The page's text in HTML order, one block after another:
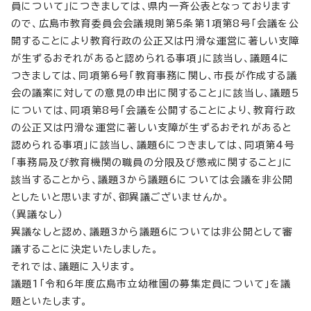
員について」につきましては、県内一斉公表となっております
ので、広島市教育委員会会議規則第5条第1項第8号「会議を公
開することにより教育行政の公正又は円滑な運営に著しい支障
が生ずるおそれがあると認められる事項」に該当し、議題4に
つきましては、同項第6号「教育事務に関し、市長が作成する議
会の議案に対しての意見の申出に関すること」に該当し、議題5
については、同項第8号「会議を公開することにより、教育行政
の公正又は円滑な運営に著しい支障が生ずるおそれがあると
認められる事項」に該当し、議題6につきましては、同項第4号
「事務局及び教育機関の職員の分限及び懲戒に関すること」に
該当することから、議題3から議題6については会議を非公開
としたいと思いますが、御異議ございませんか。
（異議なし）
異議なしと認め、議題3から議題6については非公開として審
議することに決定いたしました。
それでは、議題に入ります。
議題1「令和6年度広島市立幼稚園の募集定員について」を議
題といたします。